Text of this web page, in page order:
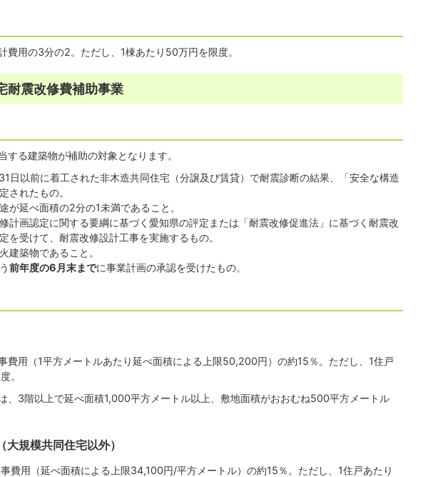
費用の3分の2。ただし、1棟あたり50万円を限度。
耐震改修費補助事業
する建築物が補助の対象となります。
日以前に着工された非木造共同住宅（分譲及び賃貸）で耐震診断の結果、「安全な構造
されたもの。
が延べ面積の2分の1未満であること。
計画認定に関する要綱に基づく愛知県の評定または「耐震改修促進法」に基づく耐震改
を受けて、耐震改修設計工事を実施するもの。
建築物であること。
前年度の6月末までに事業計画の承認を受けたもの。
費用（1平方メートルあたり延べ面積による上限50,200円）の約15％。ただし、1住戸
。
、3階以上で延べ面積1,000平方メートル以上、敷地面積がおおむね500平方メートル
大規模共同住宅以外）
費用（延べ面積による上限34,100円/平方メートル）の約15％。ただし、1住戸あたり